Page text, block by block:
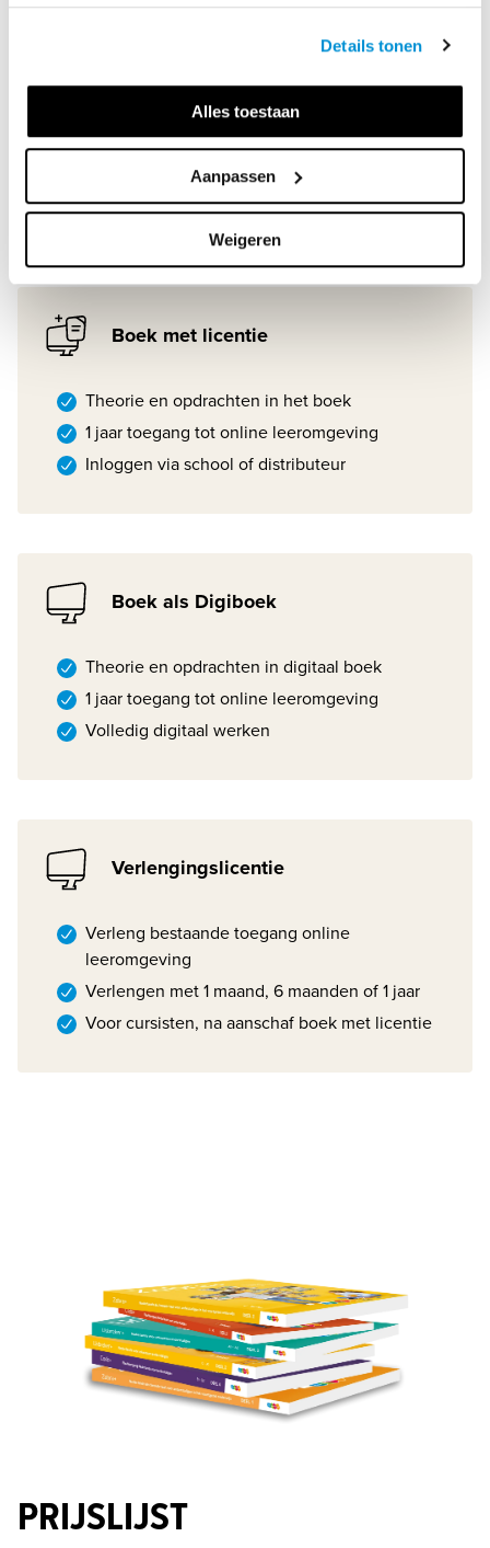
Details tonen
Alles toestaan
Aanpassen
Weigeren
Theorie en opdrachten in het boek
1 jaar toegang tot online leeromgeving
Direct inloggen
Boek met licentie
Theorie en opdrachten in het boek
1 jaar toegang tot online leeromgeving
Inloggen via school of distributeur
Boek als Digiboek
Theorie en opdrachten in digitaal boek
1 jaar toegang tot online leeromgeving
Volledig digitaal werken
Verlengingslicentie
Verleng bestaande toegang online
leeromgeving
Verlengen met 1 maand, 6 maanden of 1 jaar
Voor cursisten, na aanschaf boek met licentie
PRIJSLIJST